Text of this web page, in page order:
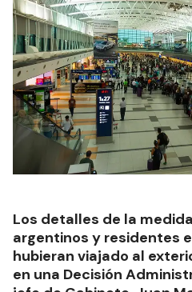
Los detalles de la
argentinos y residentes
hubieran viajado al
en una Decisión